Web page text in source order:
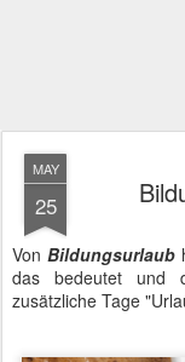
MAY
25
Von Bildungsurlaub
das bedeutet und
zusätzliche Tage